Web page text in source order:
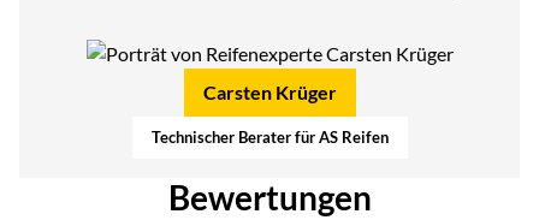
Carsten Krüger
Technischer Berater für AS Reifen
Bewertungen